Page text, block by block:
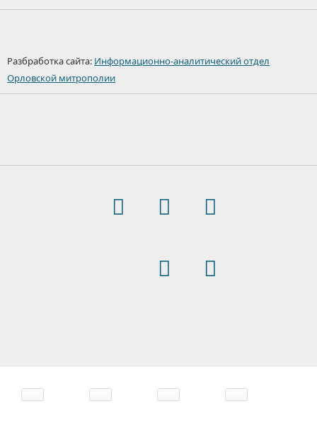
Разбработка сайта: Информационно-аналитический отдел
Орловской митрополии